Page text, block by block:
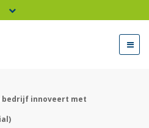
0294 - 74 50 70
bedrijf innoveert met